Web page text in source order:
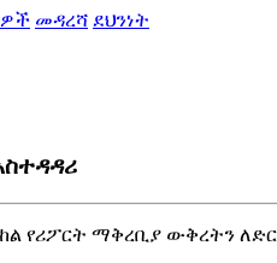
መዳረሻ ደህንነት
ከል የሪፖርት ማቅረቢያ ውቅረትን ለድር